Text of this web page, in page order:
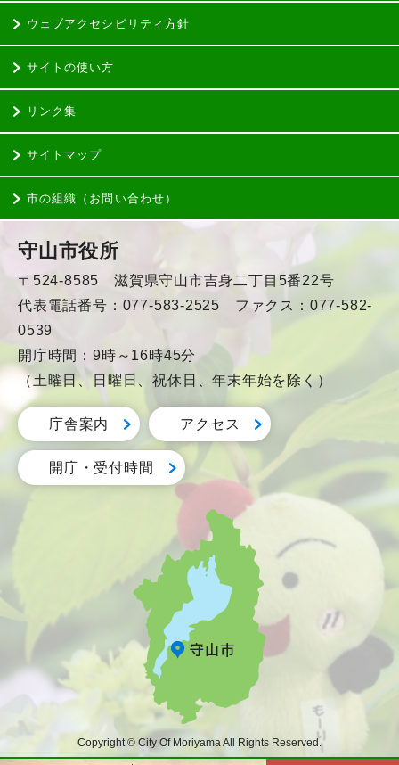
ウェブアクセシビリティ方針
サイトの使い方
リンク集
サイトマップ
市の組織（お問い合わせ）
守山市役所
〒524-8585 滋賀県守山市吉身二丁目5番22号
代表電話番号：077-583-2525 ファクス：077-582-
0539
開庁時間：9時～16時45分
（土曜日、日曜日、祝休日、年末年始を除く）
庁舎案内 アクセス
開庁・受付時間
Copyright © City Of Moriyama All Rights Reserved.